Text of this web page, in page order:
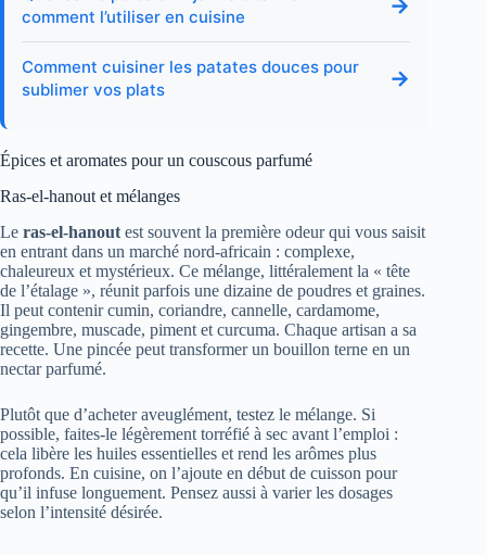
comment l’utiliser en cuisine
→
Comment cuisiner les patates douces pour
sublimer vos plats
→
Épices et aromates pour un couscous parfumé
Ras-el-hanout et mélanges
Le ras-el-hanout est souvent la première odeur qui vous saisit
en entrant dans un marché nord-africain : complexe,
chaleureux et mystérieux. Ce mélange, littéralement la « tête
de l’étalage », réunit parfois une dizaine de poudres et graines.
Il peut contenir cumin, coriandre, cannelle, cardamome,
gingembre, muscade, piment et curcuma. Chaque artisan a sa
recette. Une pincée peut transformer un bouillon terne en un
nectar parfumé.
Plutôt que d’acheter aveuglément, testez le mélange. Si
possible, faites-le légèrement torréfié à sec avant l’emploi :
cela libère les huiles essentielles et rend les arômes plus
profonds. En cuisine, on l’ajoute en début de cuisson pour
qu’il infuse longuement. Pensez aussi à varier les dosages
selon l’intensité désirée.